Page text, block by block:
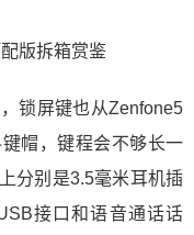
锁屏键也从Zenfone5
帽，键程会不够长一
分别是3.5毫米耳机插
接口和语音通话话